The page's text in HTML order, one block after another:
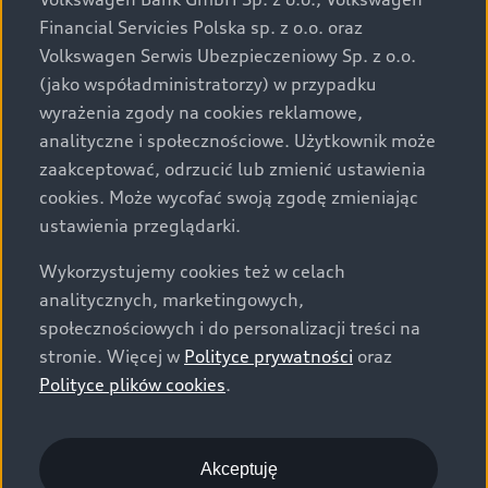
za dopłatą. Wiążące ustalenie ceny, wyposażenia i
specyfikacji pojazdu następują w umowie sprzedaży, a
określenie parametrów technicznych zawiera
świadectwo homologacji typu pojazdu. Zastrzegamy
sobie prawo do zmian i pomyłek. Wszelkie informacje
prezentowane na stronie są aktualne na dzień ich
zamieszczania. W celu uzyskania najnowszych
informacji prosimy kontaktować się z Partnerem Marki
Audi.
Wszystkie produkowane obecnie samochody marki Audi
są wykonywane z materiałów spełniających pod
względem możliwości odzysku i recyklingu wymagania
określone w normie ISO 22628 i są zgodne z
europejskimi świadectwami homologacji wydanymi wg
o.o. podlega obowiązkowi zapewnienia wszystkim
użytkownikom samochodów marki Volkswagen sieci
Financial Servicies Polska sp. z o.o. oraz
Volkswagen Serwis Ubezpieczeniowy Sp. z o.o.
(jako współadministratorzy) w przypadku
wyrażenia zgody na cookies reklamowe,
analityczne i społecznościowe. Użytkownik może
zaakceptować, odrzucić lub zmienić ustawienia
cookies. Może wycofać swoją zgodę zmieniając
ustawienia przeglądarki.
Wykorzystujemy cookies też w celach
analitycznych, marketingowych,
społecznościowych i do personalizacji treści na
stronie. Więcej w Polityce prywatności oraz
Polityce plików cookies.
Akceptuję